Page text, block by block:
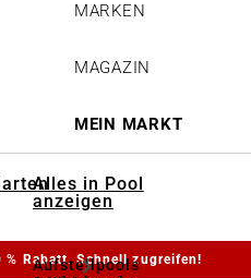
MARKEN
MAGAZIN
MEIN MARKT
Alles in Pool
anzeigen
Aufstellpools
% Rabatt. Schnell zugreifen!